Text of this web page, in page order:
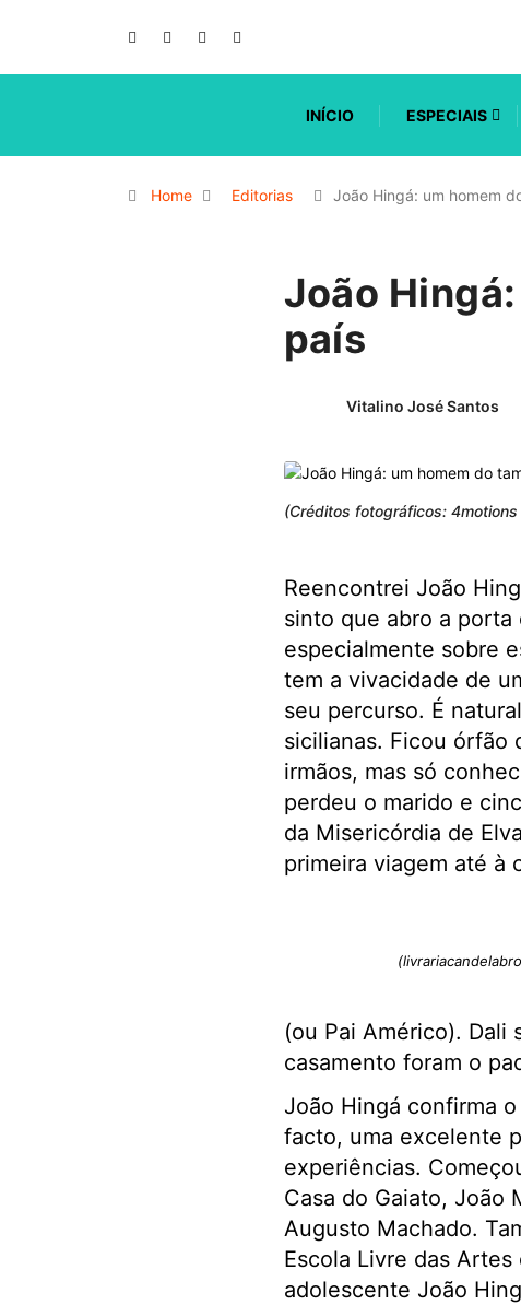
INÍCIO ESPECIAIS
Home Editorias João Hingá: um homem
João
país
Vitalino José Santos
(Créditos fotográficos:
Reencontrei João
sinto que abro a
especialmente sobre
tem a vivacidade de
seu percurso. É
sicilianas. Ficou órfão
irmãos, mas só
perdeu o marido e
da Misericórdia de
primeira viagem até à
(ou Pai Américo). Dali
casamento foram o
João Hingá confirma
facto, uma excelente
experiências.
Casa do Gaiato, João
Augusto Machado.
Escola Livre das
adolescente João